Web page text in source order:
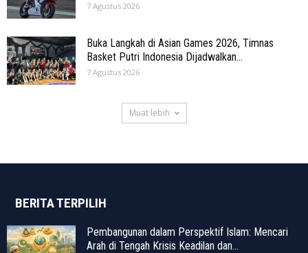
7 Agustus 2026
Buka Langkah di Asian Games 2026, Timnas
Basket Putri Indonesia Dijadwalkan...
7 Agustus 2026
Muat lebih
BERITA TERPILIH
Pembangunan dalam Perspektif Islam: Mencari
Arah di Tengah Krisis Keadilan dan...